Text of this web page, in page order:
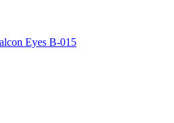
Eyes В-015